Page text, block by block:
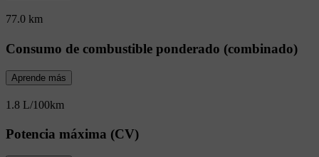
77.0 km
Consumo de combustible ponderado (combinado)
Aprende más
1.8 L/100km
Potencia máxima (CV)